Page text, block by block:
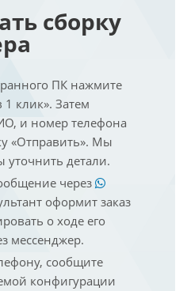
сборку
ПК нажмите
1 клик». Затем
и номер телефона
«Отправить». Мы
уточнить детали.
через
оформит заказ
о ходе его
мессенджер.
сообщите
конфигурации